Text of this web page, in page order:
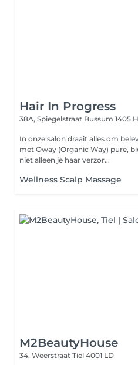
Hair In Progress
38A, Spiegelstraat Bussum 1405
In onze salon draait alles om beleving
met Oway (Organic Way) pure,
niet alleen je haar verzor...
Wellness Scalp Massage
M2BeautyHouse
34, Weerstraat Tiel 4001 LD